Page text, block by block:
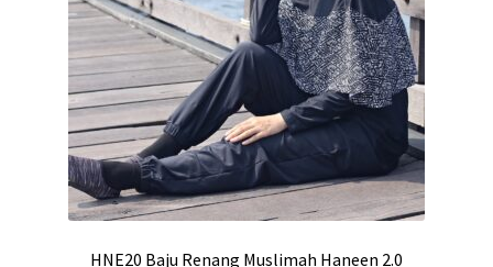
HNE20 Baju Renang Muslimah Haneen 2.0